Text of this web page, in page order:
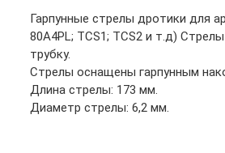
Гарпунные стрелы дротики для
80A4PL; TCS1; TCS2 и т.д)
трубку.
Стрелы оснащены гарпунным
Длина стрелы: 173 мм.
Диаметр стрелы: 6,2 мм.